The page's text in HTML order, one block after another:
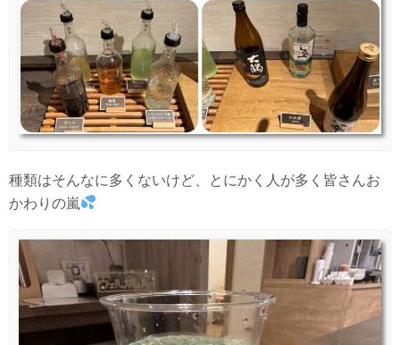
種類はそんなに多くないけど、とにかく人が多く皆さんお
かわりの嵐